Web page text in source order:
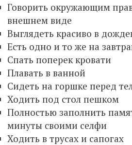
Говорить окружающим
внешнем виде
Выглядеть красиво в
Есть одно и то же на
Спать поперек кровати
Плавать в ванной
Сидеть на горшке перед
Ходить под стол пешком
Полностью заполнить
минуты своими селфи
Ходить в трусах и сапогах